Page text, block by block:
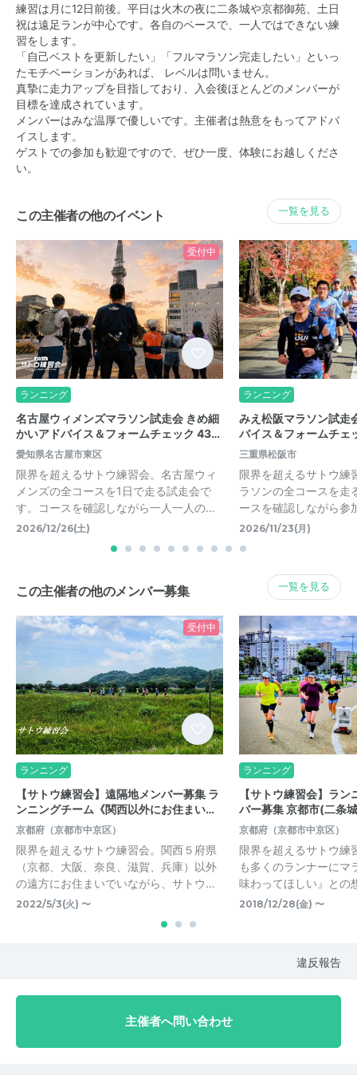
練習は月に12日前後。平日は火木の夜に二条城や京都御苑、土日
祝は遠足ランが中心です。各自のペースで、一人ではできない練
習をします。
「自己ベストを更新したい」「フルマラソン完走したい」といっ
たモチベーションがあれば、 レベルは問いません。
真摯に走力アップを目指しており、入会後ほとんどのメンバーが
目標を達成されています。
メンバーはみな温厚で優しいです。主催者は熱意をもってアドバ
イスします。
ゲストでの参加も歓迎ですので、ぜひ一度、体験にお越しくださ
い。
この主催者の他のイベント 一覧を見る
受付中
ランニング
名古屋ウィメンズマラソン試走会 きめ細
かいアドバイス＆フォームチェック 43…
愛知県名古屋市東区
限界を超えるサトウ練習会。名古屋ウィ
メンズの全コースを1日で走る試走会で
す。コースを確認しながら一人一人の…
2026/12/26(土)
ランニング
みえ松阪マラソン試走
バイス＆フォームチェ
三重県松阪市
限界を超えるサトウ練
ラソンの全コースを走
ースを確認しながら参
2026/11/23(月)
この主催者の他のメンバー募集 一覧を見る
受付中
ランニング
【サトウ練習会】遠隔地メンバー募集 ラ
ンニングチーム《関西以外にお住まい…
京都府（京都市中京区）
限界を超えるサトウ練習会。関西５府県
（京都、大阪、奈良、滋賀、兵庫）以外
の遠方にお住まいでいながら、サトウ…
2022/5/3(火) 〜
ランニング
【サトウ練習会】ラ
バー募集 京都市(二条
京都府（京都市中京区）
限界を超えるサトウ練
も多くのランナーにマ
味わってほしい』との
2018/12/28(金) 〜
違反報告
主催者へ問い合わせ